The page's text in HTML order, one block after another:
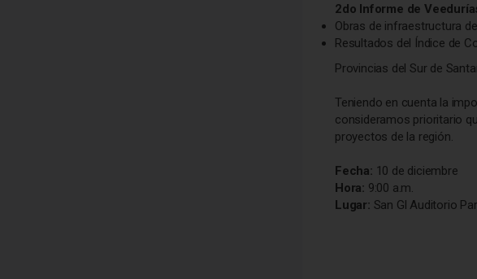
2do Informe de
Obras de infraestructura
Resultados del Índice de
Provincias del Sur de
Teniendo en cuenta la
consideramos prioritario
proyectos de la región.
Fecha: 10 de diciembre
Hora: 9:00 a.m.
Lugar: San Gl Auditorio